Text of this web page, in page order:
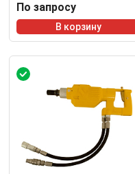
По запросу
В корзину